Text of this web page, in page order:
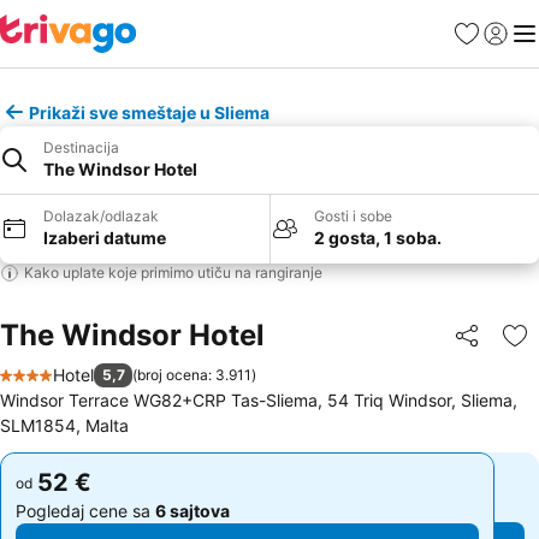
FavoritiPrijavi
Prikaži sve smeštaje u Sliema
Destinacija
The Windsor Hotel
Dolazak/odlazak
Izaberi datume
Gosti i sobe
2 gosta, 1 soba.
Kako uplate koje primimo utiču na rangiranje
The Windsor Hotel Deli
4 Zvezdice
Hotel 5,7 (broj ocena: 3.911)
Windsor Terrace WG82+CRP Tas-Sliema, 54 Triq Windsor, Sliema,
SLM1854, Malta
od 52 €
Pogledaj cene sa 6 sajtova
od 52 €
Pogledaj cene sa 6 sajtova